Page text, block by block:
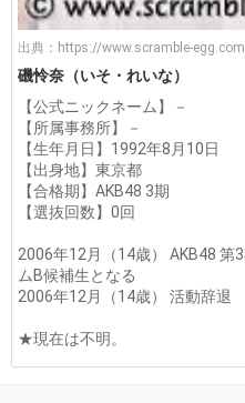
出典： https://www.scramble-egg.com
磯怜奈（いそ・れいな）
【公式ニックネーム】－
【所属事務所】－
【生年月日】1992年8月10日
【出身地】東京都
【合格期】AKB48 3期
【選抜回数】0回
2006年12月（14歳） AKB48 第
ムB候補生となる
2006年12月（14歳） 活動辞退
★現在は不明。